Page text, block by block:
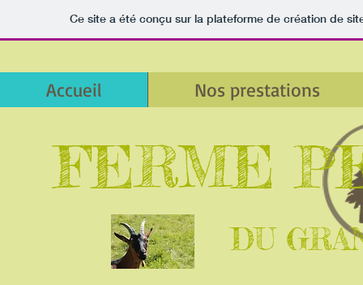
Ce site a été conçu sur la plateforme de création de
Accueil Nos prestations
FERME
DU